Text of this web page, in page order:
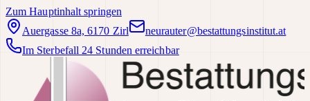
Zum Hauptinhalt springen
Auergasse 8a, 6170 Zirl
neurauter@bestattungsinstitut.at
Im Sterbefall 24 Stunden erreichbar